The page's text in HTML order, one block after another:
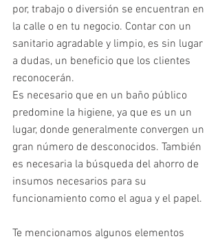
por, trabajo o diversión se encuentran en
la calle o en tu negocio. Contar con un
sanitario agradable y limpio, es sin lugar
a dudas, un beneficio que los clientes
reconocerán.
Es necesario que en un baño público
predomine la higiene, ya que es un un
lugar, donde generalmente convergen un
gran número de desconocidos. También
es necesaria la búsqueda del ahorro de
insumos necesarios para su
funcionamiento como el agua y el papel.
Te mencionamos algunos elementos